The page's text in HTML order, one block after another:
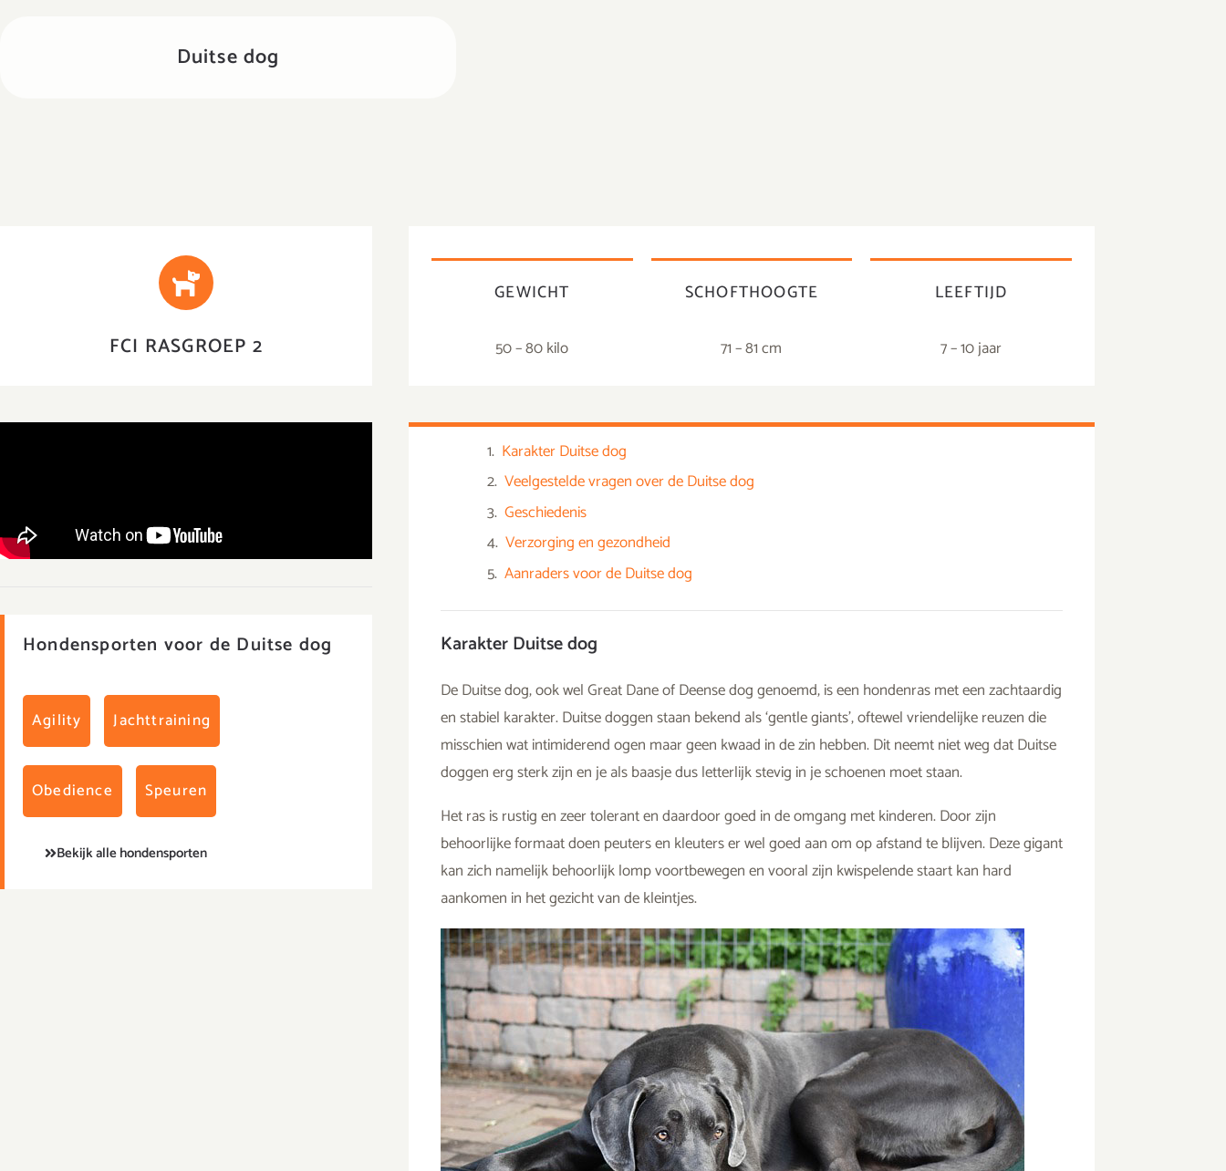
Duitse dog
FCI RASGROEP 2
PINSCHERS, SCHNAUZERS,
MOLOSSERS EN SENNENHONDEN
GEWICHT
50 – 80 kilo
SCHOFTHOOGTE
71 – 81 cm
LEEFTIJD
7 – 10 jaar
Hondensporten voor de Duitse dog
Agility Jachttraining
Obedience Speuren
Bekijk alle hondensporten
Karakter Duitse dog
Veelgestelde vragen over de Duitse dog
Geschiedenis
Verzorging en gezondheid
Aanraders voor de Duitse dog
Karakter Duitse dog
De Duitse dog, ook wel Great Dane of Deense dog genoemd, is een hondenras met een zachtaardig
en stabiel karakter. Duitse doggen staan bekend als ‘gentle giants’, oftewel vriendelijke reuzen die
misschien wat intimiderend ogen maar geen kwaad in de zin hebben. Dit neemt niet weg dat Duitse
doggen erg sterk zijn en je als baasje dus letterlijk stevig in je schoenen moet staan.
Het ras is rustig en zeer tolerant en daardoor goed in de omgang met kinderen. Door zijn
behoorlijke formaat doen peuters en kleuters er wel goed aan om op afstand te blijven. Deze gigant
kan zich namelijk behoorlijk lomp voortbewegen en vooral zijn kwispelende staart kan hard
aankomen in het gezicht van de kleintjes.